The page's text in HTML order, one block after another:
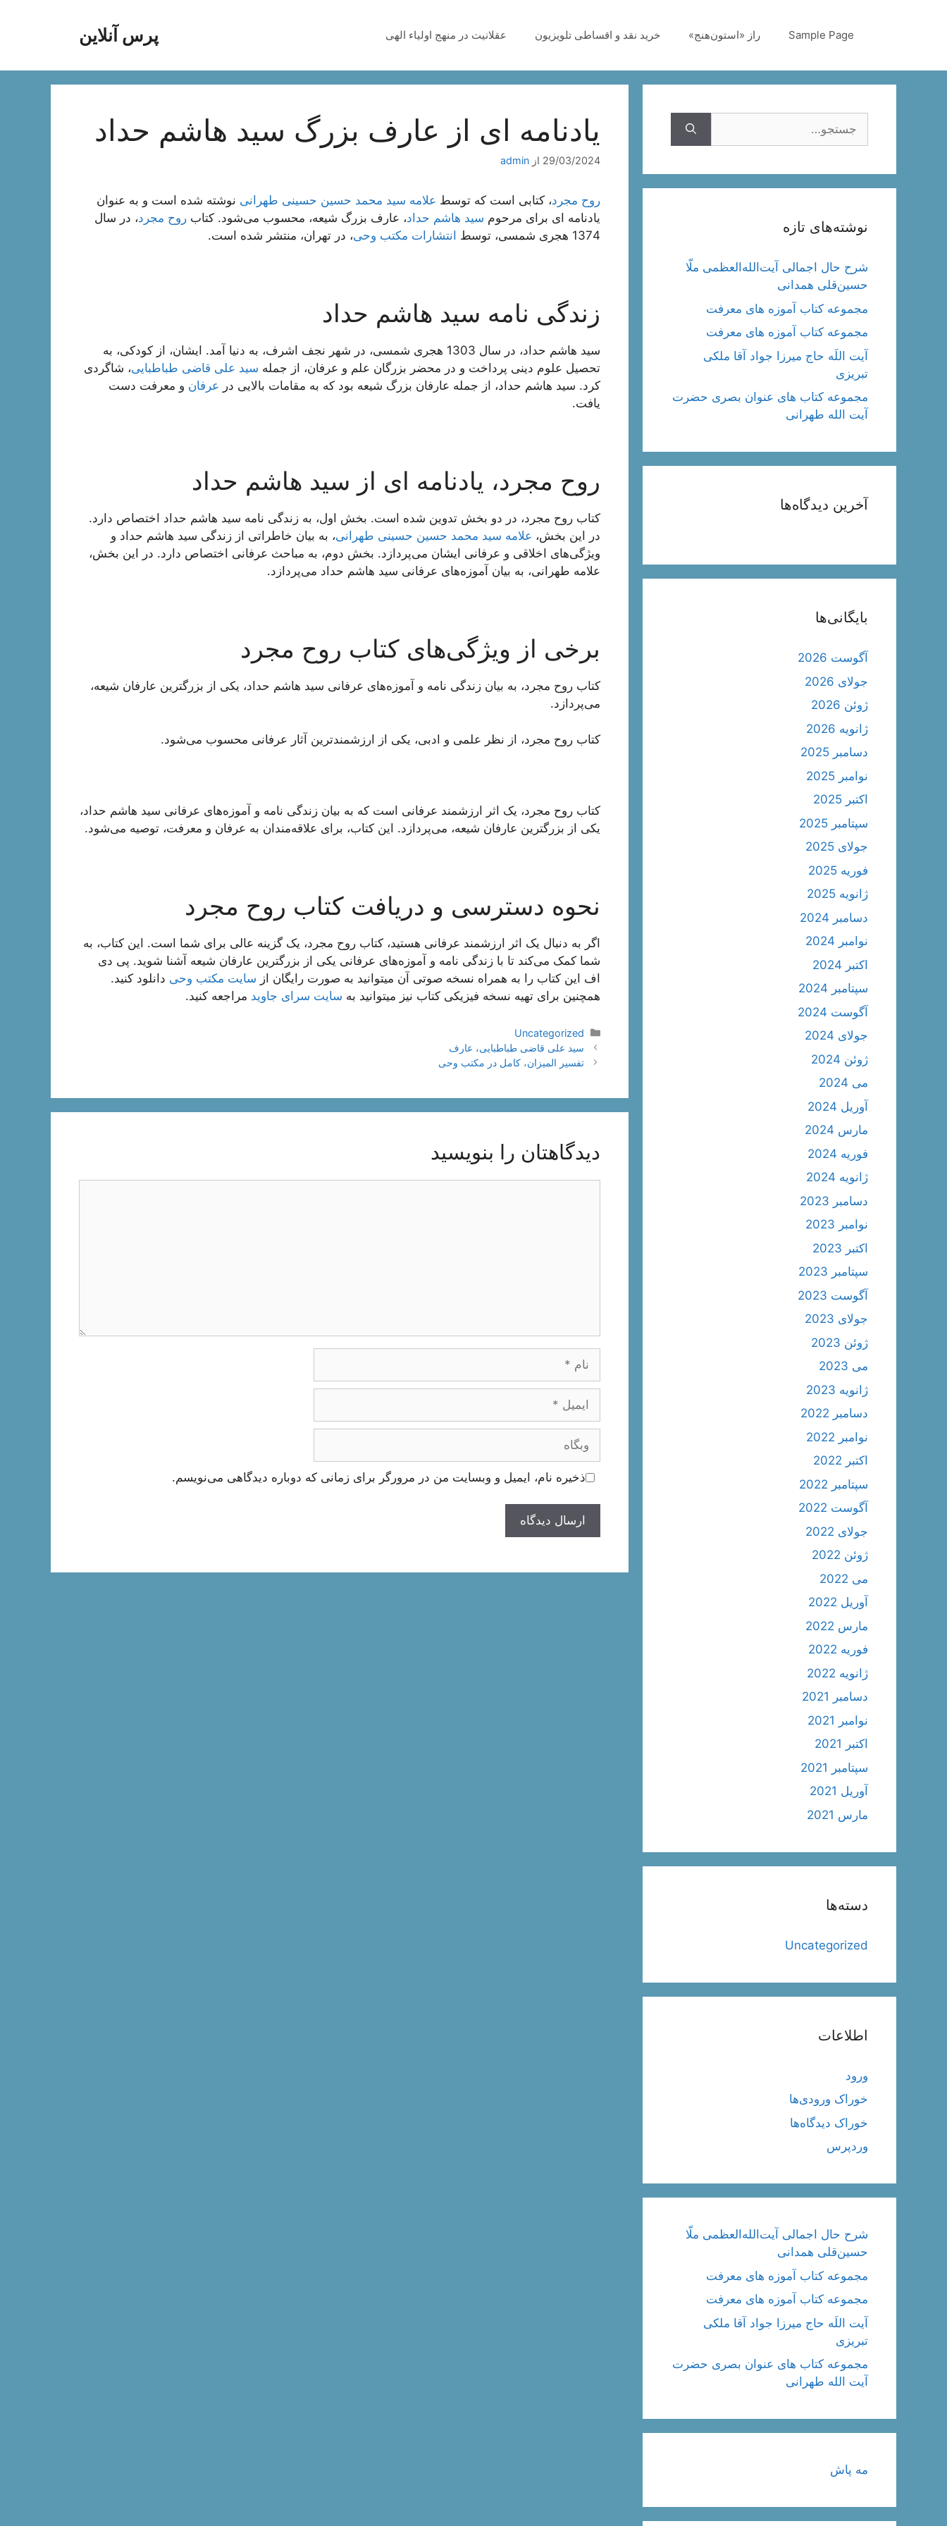
پرس آنلاین Sample Page راز «استون‌هنج» خرید نقد و اقساطی تلویزیون عقلانیت در منهج اولیاء الهی
یادنامه ای از عارف بزرگ سید هاشم حداد
29/03/2024 از admin
روح مجرد، کتابی است که توسط علامه سید محمد حسین حسینی طهرانی نوشته شده است و به عنوان
یادنامه ای برای مرحوم سید هاشم حداد، عارف بزرگ شیعه، محسوب می‌شود. کتاب روح مجرد، در سال
1374 هجری شمسی، توسط
انتشارات مکتب وحی، در تهران، منتشر شده است.
زندگی نامه سید هاشم حداد
سید هاشم حداد، در سال 1303 هجری شمسی، در شهر نجف اشرف، به دنیا آمد. ایشان، از کودکی، به
تحصیل علوم دینی پرداخت و در محضر بزرگان علم و عرفان، از جمله سید علی قاضی طباطبایی، شاگردی
کرد. سید هاشم حداد، از جمله عارفان بزرگ شیعه بود که به مقامات بالایی در عرفان و معرفت دست
یافت.
روح مجرد، یادنامه ای از سید هاشم حداد
کتاب روح مجرد، در دو بخش تدوین شده است. بخش اول، به زندگی نامه سید هاشم حداد اختصاص دارد.
در این بخش، علامه سید محمد حسین حسینی طهرانی، به بیان خاطراتی از زندگی سید هاشم حداد و
ویژگی‌های اخلاقی و عرفانی ایشان می‌پردازد. بخش دوم، به مباحث عرفانی اختصاص دارد. در این بخش،
علامه طهرانی، به بیان آموزه‌های عرفانی سید هاشم حداد می‌پردازد.
برخی از ویژگی‌های کتاب روح مجرد
کتاب روح مجرد، به بیان زندگی نامه و آموزه‌های عرفانی سید هاشم حداد، یکی از بزرگترین عارفان شیعه،
می‌پردازد.
کتاب روح مجرد، از نظر علمی و ادبی، یکی از ارزشمندترین آثار عرفانی محسوب می‌شود.
کتاب روح مجرد، یک اثر ارزشمند عرفانی است که به بیان زندگی نامه و آموزه‌های عرفانی سید هاشم حداد،
یکی از بزرگترین عارفان شیعه، می‌پردازد. این کتاب، برای علاقه‌مندان به عرفان و معرفت، توصیه می‌شود.
نحوه دسترسی و دریافت کتاب روح مجرد
اگر به دنبال یک اثر ارزشمند عرفانی هستید، کتاب روح مجرد، یک گزینه عالی برای شما است. این کتاب، به
شما کمک می‌کند تا با زندگی نامه و آموزه‌های عرفانی یکی از بزرگترین عارفان شیعه آشنا شوید. پی دی
اف این کتاب را به همراه نسخه صوتی آن میتوانید به صورت رایگان از سایت مکتب وحی دانلود کنید.
همچنین برای تهیه نسخه فیزیکی کتاب نیز میتوانید به سایت سرای جاوید مراجعه کنید.
دسته‌ها
Uncategorized
ناوبری
نوشته‌ها
سید علی قاضی طباطبایی، عارف
تفسیر المیزان، کامل در مکتب وحی
دیدگاهتان را بنویسید
وبگاه
ذخیره نام، ایمیل و وبسایت من در مرورگر برای زمانی که دوباره دیدگاهی می‌نویسم.
نوشته‌های تازه
شرح حال اجمالی آیت‌الله‌العظمی ملّا
حسین‌قلی همدانی
مجموعه کتاب آموزه های معرفت
مجموعه کتاب آموزه های معرفت
آیت اللَه حاج میرزا جواد آقا ملکی
تبریزی
مجموعه کتاب های عنوان بصری حضرت
آیت الله طهرانی
آخرین دیدگاه‌ها
بایگانی‌ها
آگوست 2026
جولای 2026
ژوئن 2026
ژانویه 2026
دسامبر 2025
نوامبر 2025
اکتبر 2025
سپتامبر 2025
جولای 2025
فوریه 2025
ژانویه 2025
دسامبر 2024
نوامبر 2024
اکتبر 2024
سپتامبر 2024
آگوست 2024
جولای 2024
ژوئن 2024
می 2024
آوریل 2024
مارس 2024
فوریه 2024
ژانویه 2024
دسامبر 2023
نوامبر 2023
اکتبر 2023
سپتامبر 2023
آگوست 2023
جولای 2023
ژوئن 2023
می 2023
ژانویه 2023
دسامبر 2022
نوامبر 2022
اکتبر 2022
سپتامبر 2022
آگوست 2022
جولای 2022
ژوئن 2022
می 2022
آوریل 2022
مارس 2022
فوریه 2022
ژانویه 2022
دسامبر 2021
نوامبر 2021
اکتبر 2021
سپتامبر 2021
آوریل 2021
مارس 2021
دسته‌ها
Uncategorized
اطلاعات
ورود
خوراک ورودی‌ها
خوراک دیدگاه‌ها
وردپرس
شرح حال اجمالی آیت‌الله‌العظمی ملّا
حسین‌قلی همدانی
مجموعه کتاب آموزه های معرفت
مجموعه کتاب آموزه های معرفت
آیت اللَه حاج میرزا جواد آقا ملکی
تبریزی
مجموعه کتاب های عنوان بصری حضرت
آیت الله طهرانی
مه پاش